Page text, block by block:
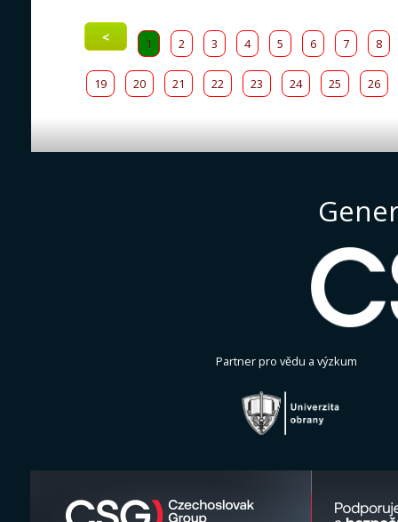
< 1 2 3 4 5 6 7 8
19 20 21 22 23 24 25 26
Partner pro vědu a výzkum